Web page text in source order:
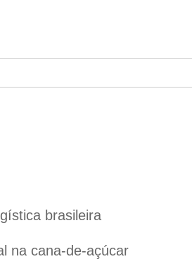
brasileira
na cana-de-açúcar